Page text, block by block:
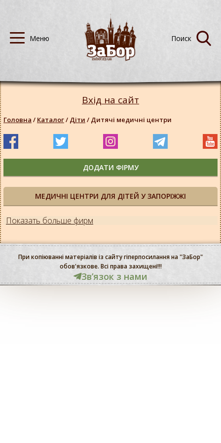
МЕДИЧНІ ЦЕНТРИ ДЛЯ ДІТЕЙ У ЗАПОРІЖЖІ
Показать больше фирм
Вхід на сайт
Головна / Каталог/ Діти / Дитячі медичні центри
ДОДАТИ ФІРМУ
При копіюванні матеріалів із сайту гіперпосилання на "ЗаБор"
обов'язкове. Всі права захищені!!!
Звʼязок з нами